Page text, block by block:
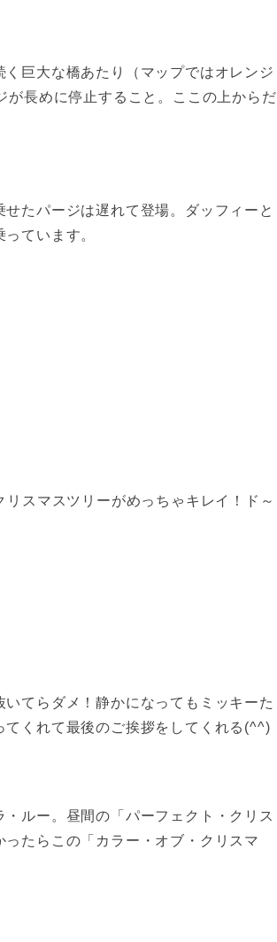
巨大な橋あたり（マップではオレンジ
長めに停止すること。ここの上からだ
たパージは遅れて登場。ダッフィーと
ています。
スマスツリーがめっちゃキレイ！ド～
てらダメ！静かになってもミッキーた
くれて最後のご挨拶をしてくれる(^^)
ルー。昼間の「パーフェクト・クリス
たらこの「カラー・オブ・クリスマ